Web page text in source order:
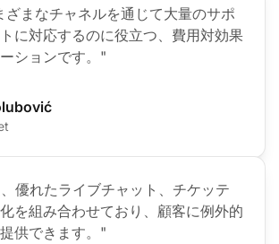
ざまなチャネルを通じて大量のサポ
に対応するのに役立つ、費用対効果
ションです。"
優れたライブチャット、チケッテ
を組み合わせており、顧客に例外的
供できます。"